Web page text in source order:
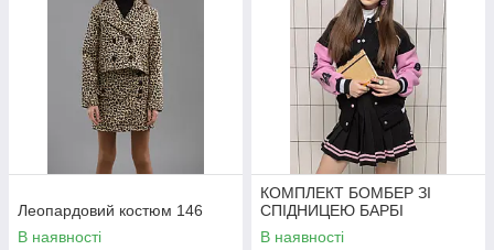
Леопардовий костюм 146
В наявності
КОМПЛЕКТ БОМБЕР ЗІ
СПІДНИЦЕЮ БАРБІ
В наявності